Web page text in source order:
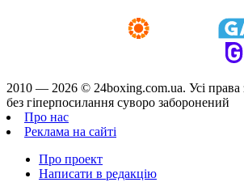
2010 — 2026 © 24boxing.com.ua. Усi
без гіперпосилання суворо заборонений
Про нас
Реклама на сайті
Про проект
Написати в редакцію